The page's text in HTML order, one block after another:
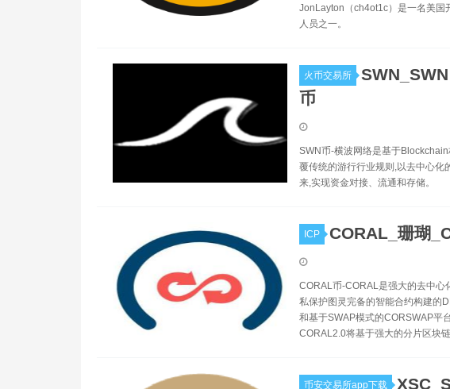
JonLayton（ch4ot1c）是一名美国
人员之一。
火币交易所
币
SWN币-横波网络是基于
覆传统的游行行业规则,以去中心化
来,实现资金对接、流通和存储。
ICP CORAL_珊瑚
CORAL币-CORAL是强大的去中心
私保护图灵完备的智能合约构建的
和基于SWAP模式的CORSWAP平
CORAL2.0将基于强大的分片区块
币安交易所app下载